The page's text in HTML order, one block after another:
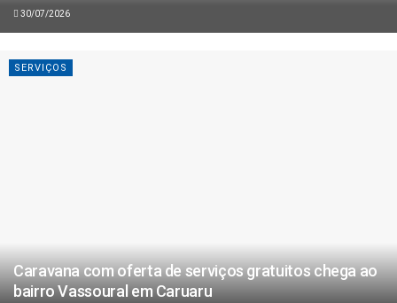
30/07/2026
SERVIÇOS
Caravana com oferta de serviços gratuitos chega ao
bairro Vassoural em Caruaru